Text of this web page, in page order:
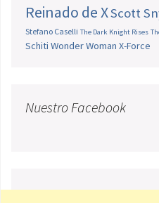
Reinado de XScott
Stefano Caselli The Dark Knight Rises
Schiti Wonder Woman X-Force
Nuestro Facebook